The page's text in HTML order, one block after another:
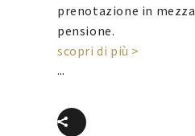
prenotazione in mezza
pensione.
scopri di più >
...